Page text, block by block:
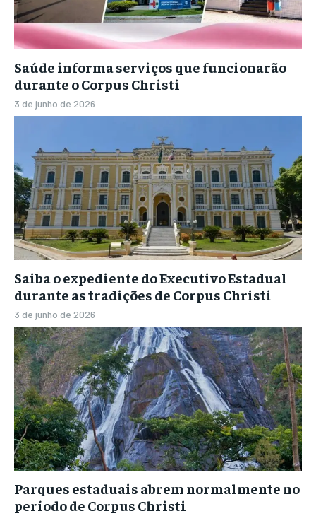
Saúde informa serviços que funcionarão
durante o Corpus Christi
3 de junho de 2026
Saiba o expediente do Executivo Estadual
durante as tradições de Corpus Christi
3 de junho de 2026
Parques estaduais abrem normalmente no
período de Corpus Christi